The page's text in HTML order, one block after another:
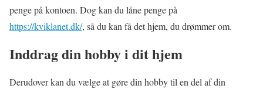
penge på kontoen. Dog kan du låne penge på
https://kviklanet.dk/, så du kan få det hjem, du drømmer om.
Inddrag din hobby i dit hjem
Derudover kan du vælge at gøre din hobby til en del af din